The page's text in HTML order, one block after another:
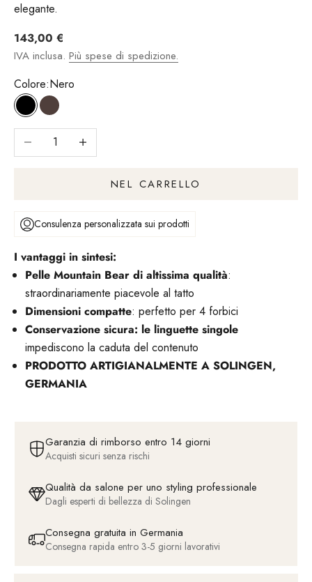
elegante.
Angebot
143,00 €
IVA inclusa. Più spese di spedizione.
Colore:Nero
Neromarrone
Riduci il numeroAumentare il numero
NEL CARRELLO
Consulenza personalizzata sui prodotti
I vantaggi in sintesi:
Pelle Mountain Bear di altissima qualità:
straordinariamente piacevole al tatto
Dimensioni compatte: perfetto per 4 forbici
Conservazione sicura: le linguette singole
impediscono la caduta del contenuto
PRODOTTO ARTIGIANALMENTE A SOLINGEN,
GERMANIA
Garanzia di rimborso entro 14 giorni
Acquisti sicuri senza rischi
Qualità da salone per uno styling professionale
Dagli esperti di bellezza di Solingen
Consegna gratuita in Germania
Consegna rapida entro 3-5 giorni lavorativi